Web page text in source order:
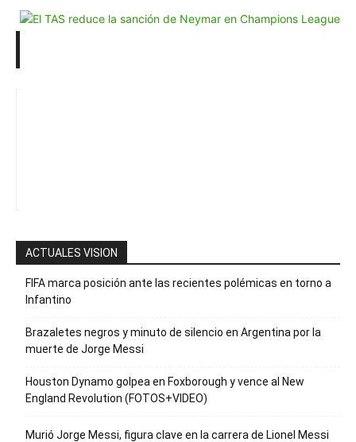
ACTUALES VISION
FIFA marca posición ante las recientes polémicas en torno a
Infantino
Brazaletes negros y minuto de silencio en Argentina por la
muerte de Jorge Messi
Houston Dynamo golpea en Foxborough y vence al New
England Revolution (FOTOS+VIDEO)
Murió Jorge Messi, figura clave en la carrera de Lionel Messi